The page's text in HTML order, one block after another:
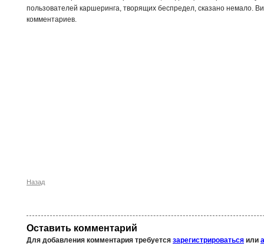
пользователей каршеринга, творящих беспредел, сказано немало.
комментариев.
Назад
Оставить комментарий
Для добавления комментария требуется зарегистрироваться или